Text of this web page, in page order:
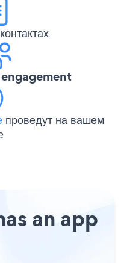
проведут на вашем
an app